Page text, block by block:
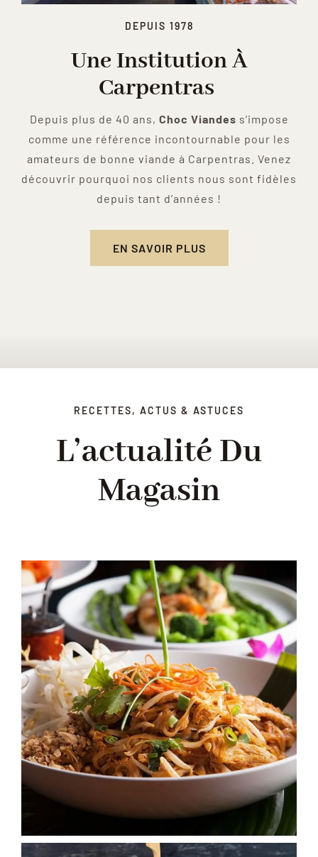
DEPUIS 1978
Une Institution À
Carpentras
Depuis plus de 40 ans, Choc Viandes s’impose
comme une référence incontournable pour les
amateurs de bonne viande à Carpentras. Venez
découvrir pourquoi nos clients nous sont fidèles
depuis tant d’années !
EN SAVOIR PLUS
RECETTES, ACTUS & ASTUCES
L’actualité Du
Magasin